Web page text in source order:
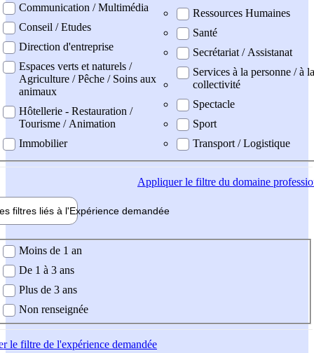
Communication / Multimédia
Conseil / Etudes
Direction d'entreprise
Espaces verts et naturels /
Agriculture / Pêche / Soins aux
animaux
Hôtellerie - Restauration /
Tourisme / Animation
Immobilier
Ressources Humaines
Santé
Secrétariat / Assistanat
Services à la personne / à la
collectivité
Spectacle
Sport
Transport / Logistique
Appliquerle filtre du domaine
filtres liés à l'Expérience demandée
demandée
Moins de 1 an
De 1 à 3 ans
Plus de 3 ans
Non renseignée
le filtre de l'expérience demandée